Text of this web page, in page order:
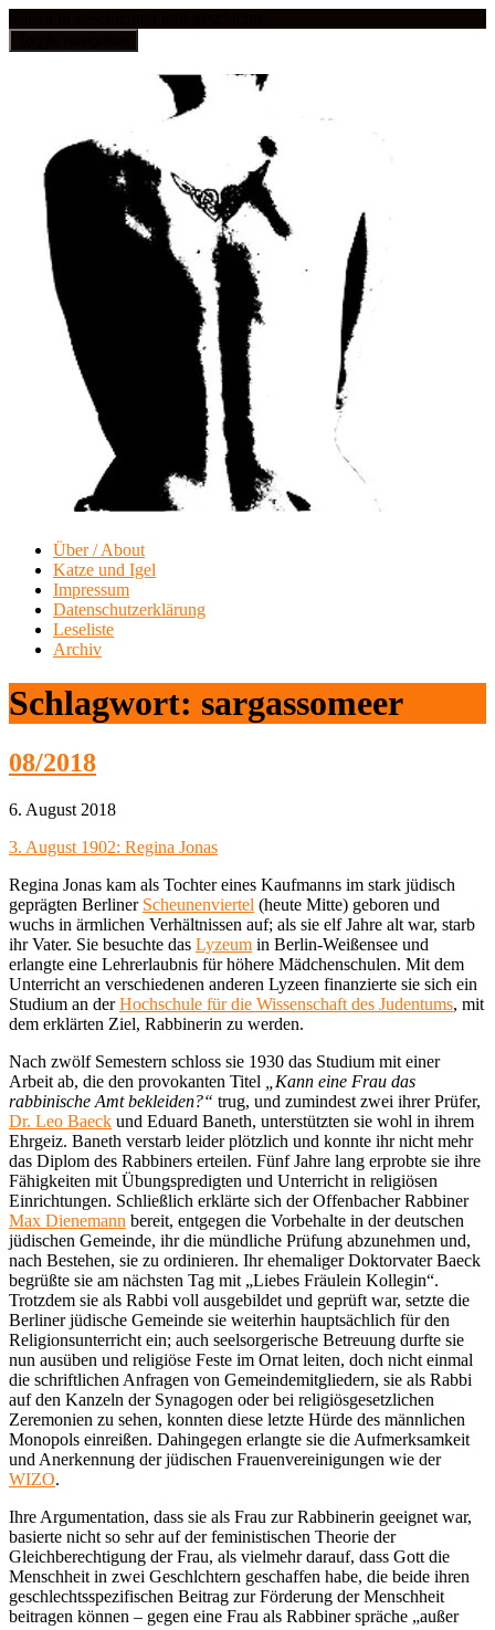
Über / About
Katze und Igel
Impressum
Datenschutzerklärung
Leseliste
Archiv
Schlagwort: sargassomeer
08/2018
6. August 2018
3. August 1902: Regina Jonas
Regina Jonas kam als Tochter eines Kaufmanns im stark jüdisch
geprägten Berliner Scheunenviertel (heute Mitte) geboren und
wuchs in ärmlichen Verhältnissen auf; als sie elf Jahre alt war, starb
ihr Vater. Sie besuchte das Lyzeum in Berlin-Weißensee und
erlangte eine Lehrerlaubnis für höhere Mädchenschulen. Mit dem
Unterricht an verschiedenen anderen Lyzeen finanzierte sie sich ein
Studium an derHochschule für die Wissenschaft des Judentums, mit
dem erklärten Ziel, Rabbinerin zu werden.
Nach zwölf Semestern schloss sie 1930 das Studium mit einer
Arbeit ab, die den provokanten Titel
„Kann eine Frau das
rabbinische Amt bekleiden?“ trug, und zumindest zwei ihrer Prüfer,
Dr. Leo Baeck und Eduard Baneth, unterstützten sie wohl in ihrem
Ehrgeiz. Baneth verstarb leider plötzlich und konnte ihr nicht mehr
das Diplom des Rabbiners erteilen. Fünf Jahre lang erprobte sie ihre
Fähigkeiten mit Übungspredigten und Unterricht in religiösen
Einrichtungen. Schließlich erklärte sich der Offenbacher Rabbiner
Max Dienemann bereit, entgegen die Vorbehalte in der deutschen
jüdischen Gemeinde, ihr die mündliche Prüfung abzunehmen und,
nach Bestehen, sie zu ordinieren. Ihr ehemaliger Doktorvater Baeck
begrüßte sie am nächsten Tag mit „Liebes Fräulein Kollegin“.
Trotzdem sie als Rabbi voll ausgebildet und geprüft war, setzte die
Berliner jüdische Gemeinde sie weiterhin hauptsächlich für den
Religionsunterricht ein; auch seelsorgerische Betreuung durfte sie
nun ausüben und religiöse Feste im Ornat leiten, doch nicht einmal
die schriftlichen Anfragen von Gemeindemitgliedern, sie als Rabbi
auf den Kanzeln der Synagogen oder bei religiösgesetzlichen
Zeremonien zu sehen, konnten diese letzte Hürde des männlichen
Monopols einreißen. Dahingegen erlangte sie die Aufmerksamkeit
und Anerkennung der jüdischen Frauenvereinigungen wie der
WIZO.
Ihre Argumentation, dass sie als Frau zur Rabbinerin geeignet war,
basierte nicht so sehr auf der feministischen Theorie der
Gleichberechtigung der Frau, als vielmehr darauf, dass Gott die
Menschheit in zwei Geschlchtern geschaffen habe, die beide ihren
geschlechtsspezifischen Beitrag zur Förderung der Menschheit
beitragen können – gegen eine Frau als Rabbiner spräche „außer